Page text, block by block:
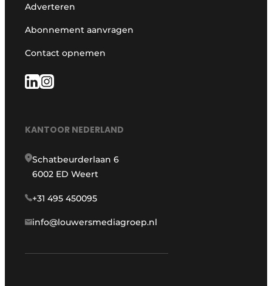
Adverteren
Abonnement aanvragen
Contact opnemen
KANTOOR NEDERLAND
Schatbeurderlaan 6
6002 ED Weert
+31 495 450095
info@louwersmediagroep.nl